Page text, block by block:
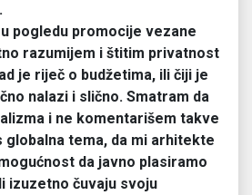
pogledu promocije vezane
razumijem i štitim privatnost
je riječ o budžetima, ili čiji je
nalazi i slično. Smatram da
i ne komentarišem takve
globalna tema, da mi arhitekte
da javno plasiramo
izuzetno čuvaju svoju